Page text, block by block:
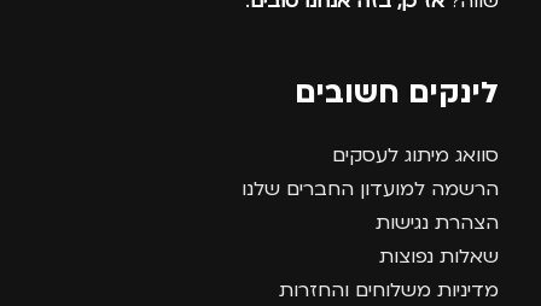
לינקים חשובים
סוואג מיתוג לעסקים
הרשמה למועדון החברים שלנו
הצהרת נגישות
שאלות נפוצות
מדיניות משלוחים והחזרות